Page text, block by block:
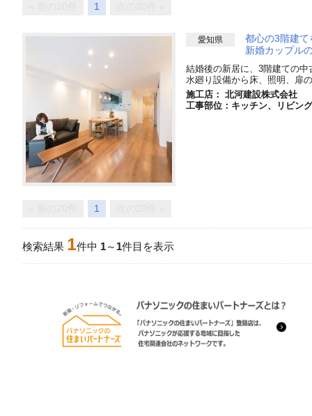
1
愛知県
都心の3階建
新婚カップル
結婚後の新居に、3階建ての中
水廻り設備から床、照明、扉
施工店： 北河建設株式会社
工事部位：キッチン、リビン
1
検索結果 1件中 1～ 1件目を表示